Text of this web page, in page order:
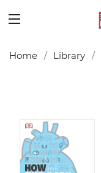
Home Library